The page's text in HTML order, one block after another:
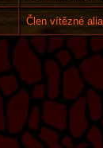
Člen vítězné